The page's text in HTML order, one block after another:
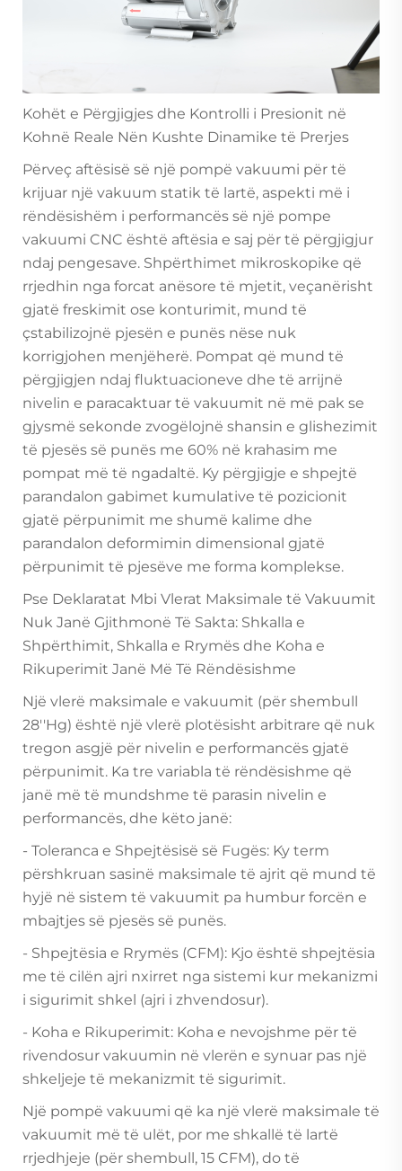
Kohët e Përgjigjes dhe Kontrolli i Presionit në
Kohnë Reale Nën Kushte Dinamike të Prerjes
Përveç aftësisë së një pompë vakuumi për të
krijuar një vakuum statik të lartë, aspekti më i
rëndësishëm i performancës së një pompe
vakuumi CNC është aftësia e saj për të përgjigjur
ndaj pengesave. Shpërthimet mikroskopike që
rrjedhin nga forcat anësore të mjetit, veçanërisht
gjatë freskimit ose konturimit, mund të
çstabilizojnë pjesën e punës nëse nuk
korrigjohen menjëherë. Pompat që mund të
përgjigjen ndaj fluktuacioneve dhe të arrijnë
nivelin e paracaktuar të vakuumit në më pak se
gjysmë sekonde zvogëlojnë shansin e glishezimit
të pjesës së punës me 60% në krahasim me
pompat më të ngadaltë. Ky përgjigje e shpejtë
parandalon gabimet kumulative të pozicionit
gjatë përpunimit me shumë kalime dhe
parandalon deformimin dimensional gjatë
përpunimit të pjesëve me forma komplekse.
Pse Deklaratat Mbi Vlerat Maksimale të Vakuumit
Nuk Janë Gjithmonë Të Sakta: Shkalla e
Shpërthimit, Shkalla e Rrymës dhe Koha e
Rikuperimit Janë Më Të Rëndësishme
Një vlerë maksimale e vakuumit (për shembull
28''Hg) është një vlerë plotësisht arbitrare që nuk
tregon asgjë për nivelin e performancës gjatë
përpunimit. Ka tre variabla të rëndësishme që
janë më të mundshme të parasin nivelin e
performancës, dhe këto janë:
- Toleranca e Shpejtësisë së Fugës: Ky term
përshkruan sasinë maksimale të ajrit që mund të
hyjë në sistem të vakuumit pa humbur forcën e
mbajtjes së pjesës së punës.
- Shpejtësia e Rrymës (CFM): Kjo është shpejtësia
me të cilën ajri nxirret nga sistemi kur mekanizmi
i sigurimit shkel (ajri i zhvendosur).
- Koha e Rikuperimit: Koha e nevojshme për të
rivendosur vakuumin në vlerën e synuar pas një
shkeljeje të mekanizmit të sigurimit.
Një pompë vakuumi që ka një vlerë maksimale të
vakuumit më të ulët, por me shkallë të lartë
rrjedhjeje (për shembull, 15 CFM), do të